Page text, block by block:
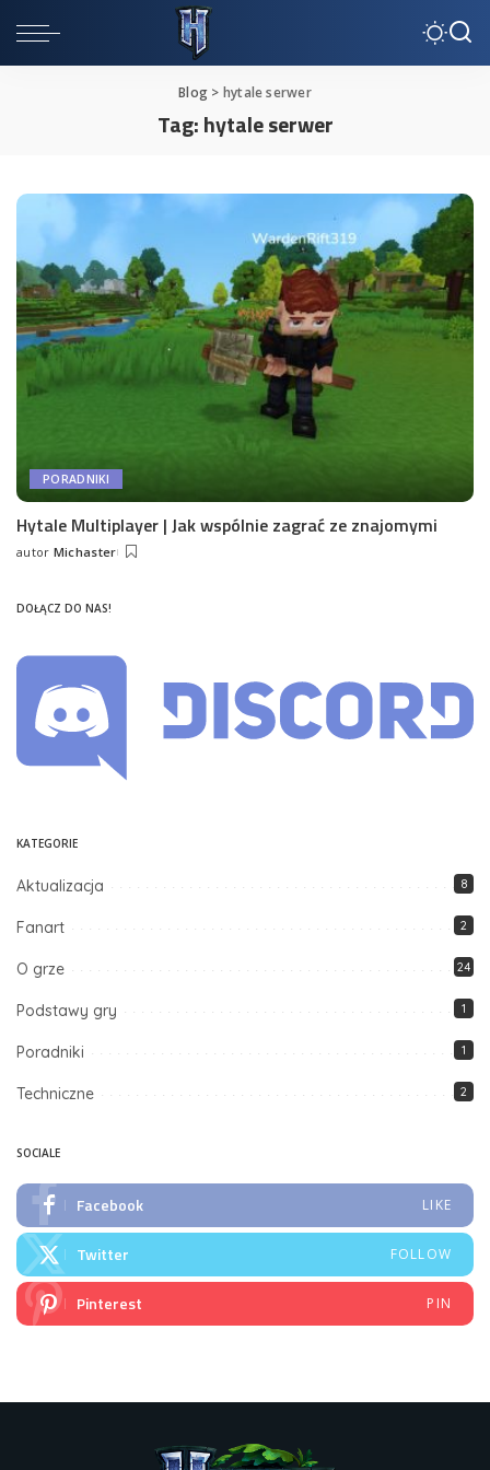
Blog > hytale serwer
Tag:hytale serwer
PORADNIKI
Hytale Multiplayer | Jak wspólnie zagrać ze znajomymi
Posted
autor Michaster
DOŁĄCZ DO NAS!
KATEGORIE
Aktualizacja 8
Fanart 2
O grze 24
Podstawy gry 1
Poradniki 1
Techniczne 2
SOCIALE
Facebook LIKE
Twitter FOLLOW
Pinterest PIN